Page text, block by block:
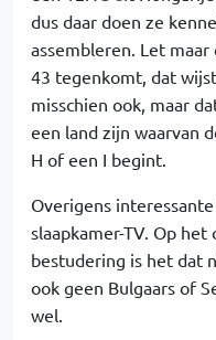
dus daar doen ze
assembleren. Let
43 tegenkomt, dat
misschien ook, maar
een land zijn waarvan
H of een I begint.
Overigens
slaapkamer-TV. Op het
bestudering is het dat
ook geen Bulgaars of
wel.